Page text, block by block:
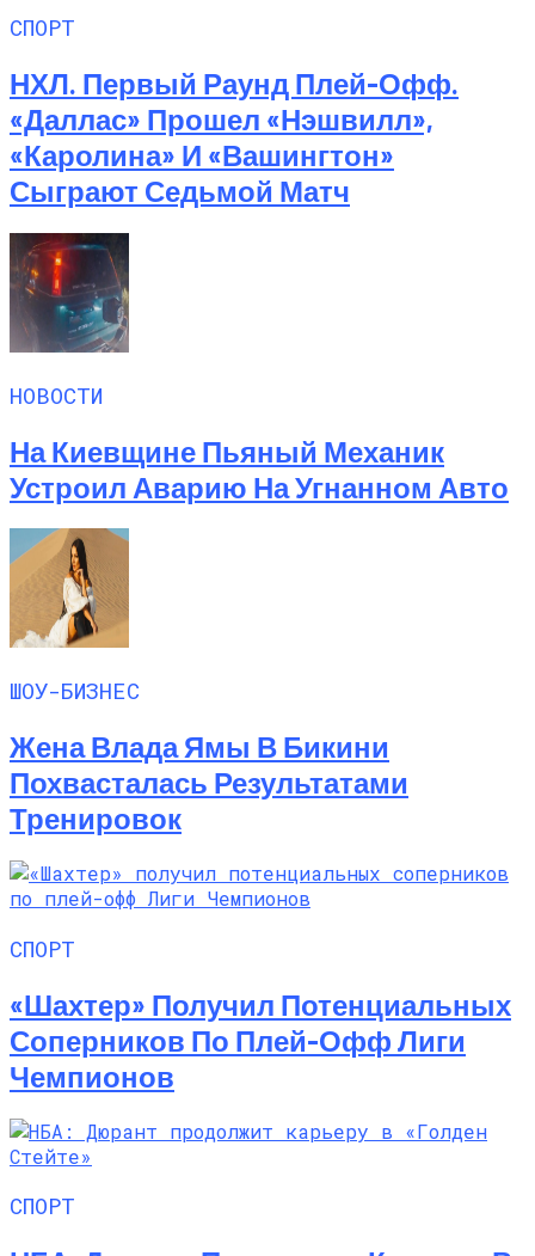
СПОРТ
НХЛ. Первый Раунд Плей-Офф.
«Даллас» Прошел «Нэшвилл»,
«Каролина» И «Вашингтон»
Сыграют Седьмой Матч
НОВОСТИ
На Киевщине Пьяный Механик
Устроил Аварию На Угнанном Авто
ШОУ-БИЗНЕС
Жена Влада Ямы В Бикини
Похвасталась Результатами
Тренировок
СПОРТ
«Шахтер» Получил Потенциальных
Соперников По Плей-Офф Лиги
Чемпионов
СПОРТ